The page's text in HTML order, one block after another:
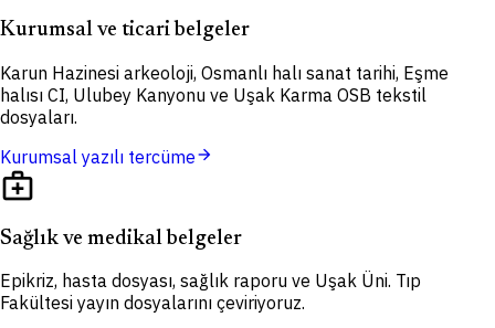
Kurumsal ve ticari belgeler
Karun Hazinesi arkeoloji, Osmanlı halı sanat tarihi, Eşme
halısı CI, Ulubey Kanyonu ve Uşak Karma OSB tekstil
dosyaları.
Kurumsal yazılı tercümearrow_forward
medical_services
Sağlık ve medikal belgeler
Epikriz, hasta dosyası, sağlık raporu ve Uşak Üni. Tıp
Fakültesi yayın dosyalarını çeviriyoruz.